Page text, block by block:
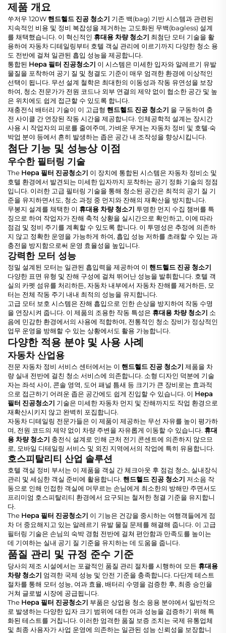
제품 개요
쑤저우 120W핸드헬드 진공 청소기 기존 백(bag) 기반 시스템과 관련된
지속적인 비용 및 정비 복잡성을 제거하는 고도화된 무백(bagless) 설계
를 채택했습니다. 이 혁신적인 휴대용 차량 청소기 최첨단 모터 기술을 활
용하여 자동차 디테일링부터 호텔 객실 관리에 이르기까지 다양한 청소 용
도 전반에 걸쳐 일관된 흡입 성능을 제공합니다.
통합된 Hepa 필터 진공청소기 이 시스템은 미세한 입자와 알레르기 유발
물질을 포착하여 공기 질 및 청결도 기준이 매우 엄격한 환경에 이상적인
선택이 됩니다. 무선 설계 철학은 최대한의 이동성과 작동 유연성을 보장
하여, 청소 전문가가 전원 코드나 외부 연결의 제약 없이 협소한 공간 및 높
은 위치에도 쉽게 접근할 수 있도록 합니다.
재충전식 배터리 기술이 이 고급형 핸드헬드 진공 청소기 을 구동하여 충
전 사이클 간 연장된 작동 시간을 제공합니다. 인체공학적 설계는 장시간
사용 시 작업자의 피로를 줄여주며, 가벼운 무게는 자동차 정비 및 호텔·숙
박업 분야 등에서 흔히 발생하는 좁은 공간 내 조작성을 향상시킵니다.
첨단 기능 및 성능상 이점
우수한 필터링 기술
The Hepa 필터 진공청소기 이 장치에 통합된 시스템은 자동차 정비소 및
호텔 환경에서 발견되는 미세한 입자까지 포착하는 공기 정화 기술의 정점
입니다. 이러한 고급 필터링 기술을 통해 청소된 공간은 최적의 공기 질 기
준을 유지하면서도, 청소 과정 중 먼지와 잔해의 재확산을 방지합니다.
무봉지 설계를 채택한 이 휴대용 차량 청소기 투명한 먼지 수집 챔버를 특
징으로 하여 작업자가 잔해 축적 상황을 실시간으로 확인하고, 이에 따라
점검 및 정비 주기를 계획할 수 있도록 합니다. 이 투명성은 추정에 의존하
지 않고 정확한 운영을 가능하게 하여, 흡입 성능 저하를 초래할 수 있는 과
충전을 방지함으로써 운영 효율성을 높입니다.
강력한 모터 성능
정밀 설계된 모터는 일관된 흡입력을 제공하여 이 핸드헬드 진공 청소기
다양한 표면 유형 및 잔해 구성에 걸쳐 뛰어난 성능을 발휘합니다. 호텔 객
실의 카펫 섬유를 처리하든, 자동차 내부에서 자동차 잔해를 제거하든, 모
터는 전체 작동 주기 내내 최적의 성능을 유지합니다.
고급 모터 보호 시스템은 잔해 흡입으로 인한 손상을 방지하여 작동 수명
을 연장시켜 줍니다. 이 제품의 조용한 작동 특성은 휴대용 차량 청소기 소
음에 민감한 환경에서의 사용에 적합하여, 전통적인 청소 장비가 정상적인
업무 운영을 방해할 수 있는 상황에서도 활용 가능합니다.
다양한 적용 분야 및 사용 사례
자동차 산업용
전문 자동차 정비 서비스 센터에서는 이 핸드헬드 진공 청소기 제품을 차
량 실내 전반에 걸친 청소 서비스에 의존합니다. 소형 디자인 덕분에 기술
자는 좌석 사이, 콘솔 영역, 도어 패널 틈새 등 크기가 큰 장비로는 효과적
으로 접근하기 어려운 좁은 공간에도 쉽게 진입할 수 있습니다. 이 Hepa
필터 진공청소기 기술은 미세한 자동차 먼지 및 잔해까지도 작업 환경으로
재확산시키지 않고 완벽히 포집합니다.
자동차 디테일링 전문가들은 이 제품이 제공하는 무선 자유를 높이 평가하
며, 전원 코드의 제약 없이 차량 주변을 자유롭게 이동할 수 있습니다. 휴대
용 차량 청소기 충전식 설계로 인해 근처 전기 콘센트에 의존하지 않으므
로, 모바일 디테일링 서비스 및 외진 지역에서의 작업에 특히 유용합니다.
호스피탈리티 산업 솔루션
호텔 객실 정비 부서는 이 제품을 객실 간 체크아웃 후 점검 청소, 실내장식
관리 및 세심한 객실 준비에 활용합니다. 핸드헬드 진공 청소기 저소음 작
동으로 인해 인접한 객실에 머무르는 손님에게 최소한의 방해만 주면서도
프리미엄 호스피탈리티 환경에서 요구되는 철저한 청결 기준을 유지합니
다.
The Hepa 필터 진공청소기 이 기능은 건강을 중시하는 여행객들에게 점
차 더 중요해지고 있는 알레르기 유발 물질 문제를 해결해 줍니다. 이 고급
필터링 기술은 손님의 숙박 경험 전반에 걸쳐 편안함과 만족도를 높이는
데 기여하는 실내 공기 질 기준을 유지하는 데 도움을 줍니다.
품질 관리 및 규정 준수 기준
당사의 제조 시설에서는 포괄적인 품질 관리 절차를 시행하여 모든 휴대용
차량 청소기 엄격한 국제 성능 및 안전 기준을 충족합니다. 다단계 테스트
절차를 통해 모터 성능, 여과 효율, 배터리 수명을 검증한 후, 최종 승인을
거쳐 글로벌 시장에 공급됩니다.
The Hepa 필터 진공청소기 부품은 상업용 청소 응용 분야에서 일반적으
로 발생하는 다양한 입자 크기 범위에 대한 여과 성능을 검증하기 위해 특
화된 테스트를 거칩니다. 이러한 엄격한 품질 보증 조치는 국제 유통업체
및 최종 사용자가 사업 운영에 의존하는 일관된 성능 신뢰성을 보장합니